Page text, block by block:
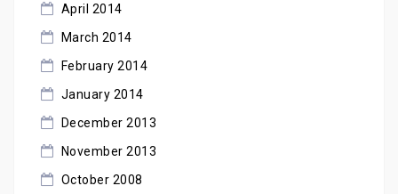
April 2014
March 2014
February 2014
January 2014
December 2013
November 2013
October 2008